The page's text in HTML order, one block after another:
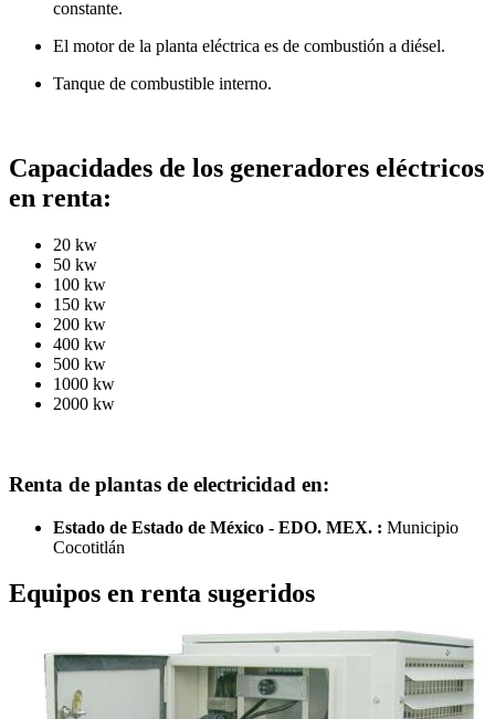
constante.
El motor de la planta eléctrica es de combustión a diésel.
Tanque de combustible interno.
Capacidades de los generadores eléctricos
en renta:
20 kw
50 kw
100 kw
150 kw
200 kw
400 kw
500 kw
1000 kw
2000 kw
Renta de plantas de electricidad en:
Estado de Estado de México - EDO. MEX. : Municipio
Cocotitlán
Equipos en renta sugeridos